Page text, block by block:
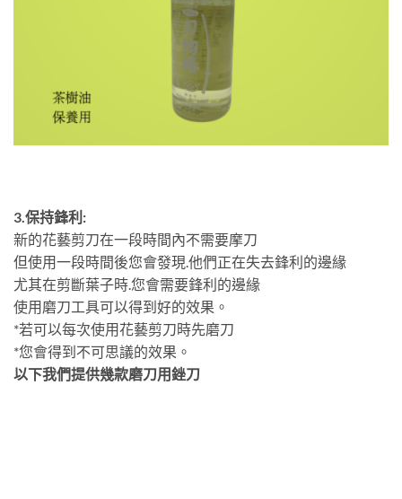
3.保持鋒利:
新的花藝剪刀在一段時間內不需要摩刀
但使用一段時間後您會發現.他們正在失去鋒利的邊緣
尤其在剪斷葉子時.您會需要鋒利的邊緣
使用磨刀工具可以得到好的效果。
*若可以每次使用花藝剪刀時先磨刀
*您會得到不可思議的效果。
以下我們提供幾款磨刀用銼刀